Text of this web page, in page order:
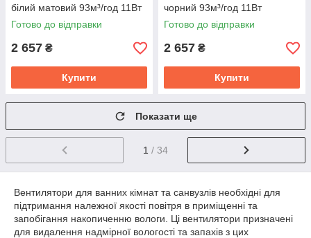
білий матовий 93м³/год 11Вт
Готово до відправки
2 657 ₴
Купити
чорний 93м³/год 11Вт
Готово до відправки
2 657 ₴
Купити
Показати ще
1 / 34
Вентилятори для ванних кімнат та санвузлів необхідні для
підтримання належної якості повітря в приміщенні та
запобігання накопиченню вологи. Ці вентилятори призначені
для видалення надмірної вологості та запахів з цих